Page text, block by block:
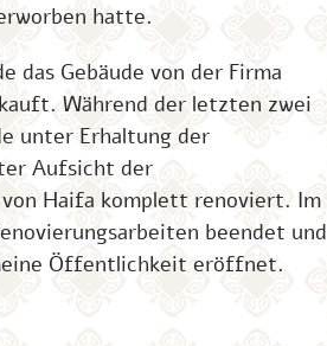
hatte.
das Gebäude von der Firma
Während der letzten zwei
unter Erhaltung der
Aufsicht der
Haifa komplett renoviert. Im
beendet und
Öffentlichkeit eröffnet.